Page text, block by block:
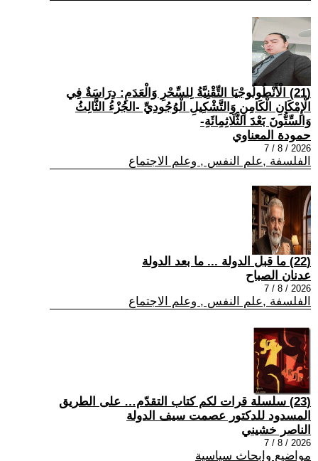
(21) الْأَنْطُولُوجْيَا التِّقْنِيَّةُ لِلسِّحْرِ وَالْعَدَمِ: دِرَاسَةٌ فِي
الْإِمْكَانِ الْكَامِنِ وَالتَّشْكِيلِ الْوُجُودِيِّ -الجُزْءُ الثَّالِثُ
وَالسِّتُّونَ بَعْدَ الثَّلَاثِمِائَةِ-
حمودة المعناوي
2026 / 8 / 7
الفلسفة ,علم النفس , وعلم الاجتماع
(22) ما قبل الدولة ... ما بعد الدولة
عدنان الصباح
2026 / 8 / 7
الفلسفة ,علم النفس , وعلم الاجتماع
(23) سلسلة قرات لكم كتاب التقدّم… على الطريق
المسدود للدكتور عصمت سيف الدولة
الناصر خشيني
2026 / 8 / 7
مواضيع وابحاث سياسية